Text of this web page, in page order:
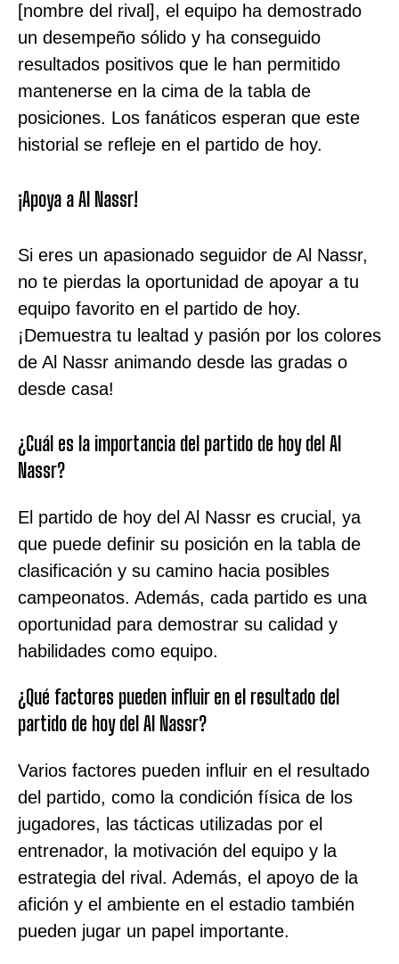
[nombre del rival], el equipo ha demostrado
un desempeño sólido y ha conseguido
resultados positivos que le han permitido
mantenerse en la cima de la tabla de
posiciones. Los fanáticos esperan que este
historial se refleje en el partido de hoy.
¡Apoya a Al Nassr!
Si eres un apasionado seguidor de Al Nassr,
no te pierdas la oportunidad de apoyar a tu
equipo favorito en el partido de hoy.
¡Demuestra tu lealtad y pasión por los colores
de Al Nassr animando desde las gradas o
desde casa!
¿Cuál es la importancia del partido de hoy del Al
Nassr?
El partido de hoy del Al Nassr es crucial, ya
que puede definir su posición en la tabla de
clasificación y su camino hacia posibles
campeonatos. Además, cada partido es una
oportunidad para demostrar su calidad y
habilidades como equipo.
¿Qué factores pueden influir en el resultado del
partido de hoy del Al Nassr?
Varios factores pueden influir en el resultado
del partido, como la condición física de los
jugadores, las tácticas utilizadas por el
entrenador, la motivación del equipo y la
estrategia del rival. Además, el apoyo de la
afición y el ambiente en el estadio también
pueden jugar un papel importante.